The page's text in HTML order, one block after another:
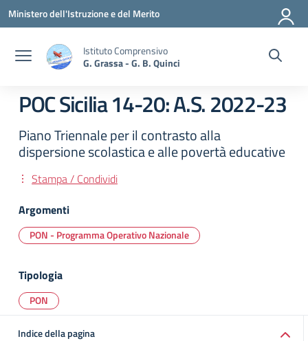
Vai ai contenuti
Vai al menu di navigazione
Vai al footer
Ministero dell'Istruzione e del Merito
Istituto Comprensivo
G. Grassa - G. B. Quinci
POC Sicilia 14-20: A.S. 2022-23
Piano Triennale per il contrasto alla
dispersione scolastica e alle povertà educative
Stampa / Condividi
Argomenti
PON - Programma Operativo Nazionale
Tipologia
PON
Indice della pagina